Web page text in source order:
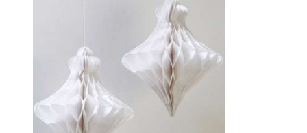
Asjetter Jumper
Kjekke papptallerkener med koselig julemotiv.
kr
25